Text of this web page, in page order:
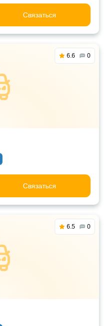
Связаться
6.6 0
Связаться
6.5 0